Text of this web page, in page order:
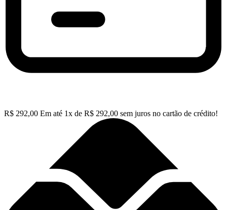
R$ 292,00 Em até 1x de R$ 292,00 sem juros no cartão de crédito!